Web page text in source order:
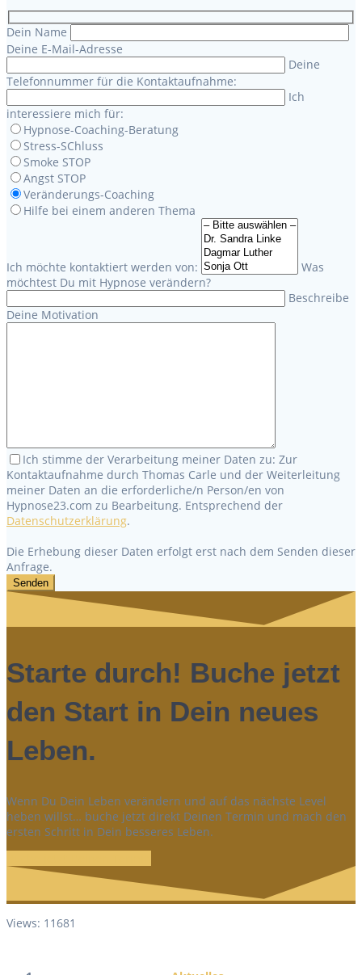
Dein Name
Deine E-Mail-Adresse
Deine
Telefonnummer für die Kontaktaufnahme:
Ich
interessiere mich für:
Hypnose-Coaching-Beratung
Stress-SChluss
Smoke STOP
Angst STOP
Veränderungs-Coaching
Hilfe bei einem anderen Thema
Ich möchte kontaktiert werden von:
Was
möchtest Du mit Hypnose verändern?
Beschreibe
Deine Motivation
Ich stimme der Verarbeitung meiner Daten zu: Zur
Kontaktaufnahme durch Thomas Carle und der Weiterleitung
meiner Daten an die erforderliche/n Person/en von
Hypnose23.com zu Bearbeitung. Entsprechend der
Datenschutzerklärung.
Die Erhebung dieser Daten erfolgt erst nach dem Senden dieser
Anfrage.
Starte durch! Buche jetzt
den Start in Dein neues
Leben.
Wenn Du Dein Leben verändern und auf das nächste Level
heben willst… buche jetzt direkt Deinen Termin und mach den
ersten Schritt in Dein besseres Leben.
Views: 11681